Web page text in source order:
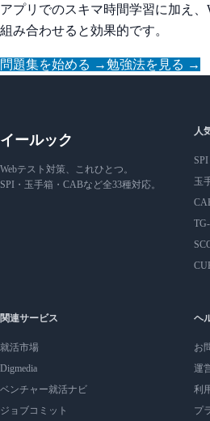
アプリでのスキマ時間学習に加え
組み合わせると効果的です。
問題集を始める →勉強法を見る →
イールック
Webテスト対策、これひとつ。
SPI・玉手箱・CABなど全33種対応。
人
SPI
玉
関連サービス
就活市場
Digmedia
ベンチャー就活ナビ
ジョブコミット
ヘ
お
運
利
プ